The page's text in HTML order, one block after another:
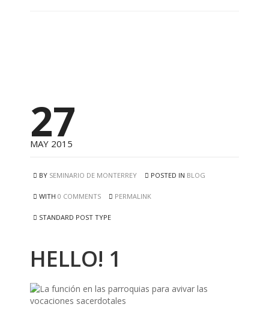
27
MAY 2015
BY SEMINARIO DE MONTERREY POSTED IN BLOG
WITH 0 COMMENTS PERMALINK
STANDARD POST TYPE
HELLO! 1